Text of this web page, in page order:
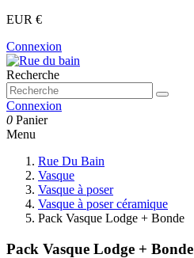
EUR €
Connexion
Recherche
Connexion
0 Panier
Menu
Rue Du Bain
Vasque
Vasque à poser
Vasque à poser céramique
Pack Vasque Lodge + Bonde
Pack Vasque Lodge + Bonde